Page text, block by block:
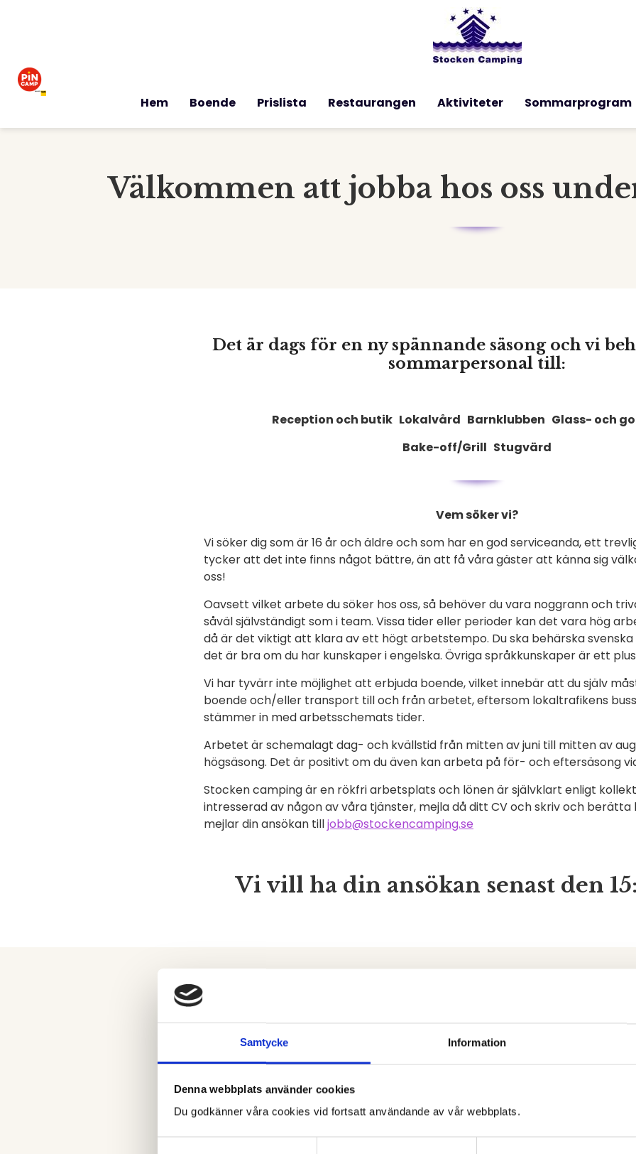
Samtycke Information
Denna webbplats använder cookies
Du godkänner våra cookies vid fortsatt användande av vår webbplats.
Hem Boende Prislista Restaurangen Aktiviteter Sommarprogram
Välkommen att jobba hos oss
Det är dags för en ny spännande säsong och vi
sommarpersonal till:
Reception och butik Lokalvård Barnklubben Glass- och
Bake-off/Grill Stugvärd
Vem söker vi?
Vi söker dig som är 16 år och äldre och som har en god serviceanda, ett
tycker att det inte finns något bättre, än att få våra gäster att känna sig
oss!
Oavsett vilket arbete du söker hos oss, så behöver du vara noggrann och
såväl självständigt som i team. Vissa tider eller perioder kan det vara hög
då är det viktigt att klara av ett högt arbetstempo. Du ska behärska
det är bra om du har kunskaper i engelska. Övriga språkkunskaper är ett
Vi har tyvärr inte möjlighet att erbjuda boende, vilket innebär att du själv
boende och/eller transport till och från arbetet, eftersom lokaltrafikens
stämmer in med arbetsschemats tider.
Arbetet är schemalagt dag- och kvällstid från mitten av juni till mitten av
högsäsong. Det är positivt om du även kan arbeta på för- och eftersäsong
Stocken camping är en rökfri arbetsplats och lönen är självklart enligt
intresserad av någon av våra tjänster, mejla då ditt CV och skriv och berätta
mejlar din ansökan tilljobb@stockencamping.se
Vi vill ha din ansökan senast den
Vilket arbete skulle kunna passa